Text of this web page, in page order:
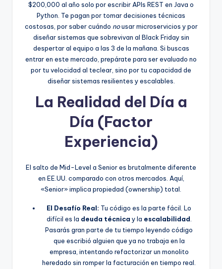
$200,000 al año solo por escribir APIs REST en Java o
Python. Te pagan por tomar decisiones técnicas
costosas, por saber cuándo nousar microservicios y por
diseñar sistemas que sobrevivan al Black Friday sin
despertar al equipo a las 3 de la mañana. Si buscas
entrar en este mercado, prepárate para ser evaluado no
por tu velocidad al teclear, sino por tu capacidad de
diseñar sistemas resilientes y escalables.
La Realidad del Día a
Día (Factor
Experiencia)
El salto de Mid-Level a Senior es brutalmente diferente
en EE.UU. comparado con otros mercados. Aquí,
«Senior» implica propiedad (ownership) total.
El Desafío Real: Tu código es la parte fácil. Lo
difícil es la deuda técnica y la escalabilidad.
Pasarás gran parte de tu tiempo leyendo código
que escribió alguien que ya no trabaja en la
empresa, intentando refactorizar un monolito
heredado sin romper la facturación en tiempo real.